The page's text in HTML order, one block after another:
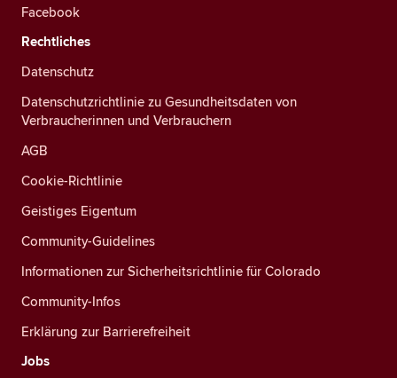
Facebook
Rechtliches
Datenschutz
Datenschutzrichtlinie zu Gesundheitsdaten von
Verbraucherinnen und Verbrauchern
AGB
Cookie-Richtlinie
Geistiges Eigentum
Community-Guidelines
Informationen zur Sicherheitsrichtlinie für Colorado
Community-Infos
Erklärung zur Barrierefreiheit
Jobs